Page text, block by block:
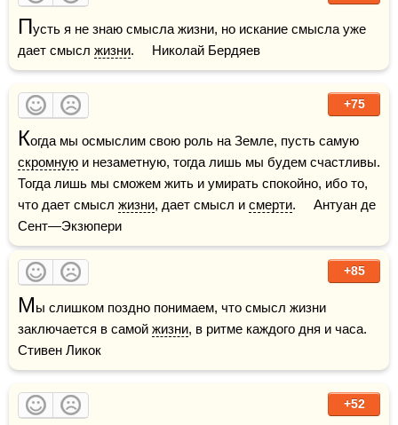
Пусть я не знаю смысла жизни, но искание смысла уже
дает смысл жизни.     Николай Бердяев
+75
К
скромную и незаметную, тогда лишь мы будем счастливы.
Тогда лишь мы сможем жить и умирать спокойно, ибо то,
что дает смысл жизни, дает смысл и смерти.     Антуан де
Сент—Экзюпери
+85
Мы слишком поздно понимаем, что смысл жизни
заключается в самой жизни, в ритме каждого дня и часа.
Стивен Ликок
+52